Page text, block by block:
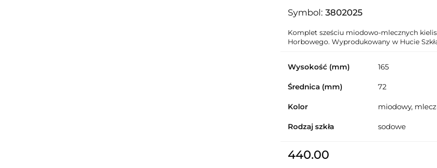
Symbol: 3802025
Komplet sześciu miodowo-mlecznych
Horbowego. Wyprodukowany w Hucie
Wysokość (mm) 165
Średnica (mm) 72
Kolor miodowy,
Rodzaj szkła sodowe
440.00